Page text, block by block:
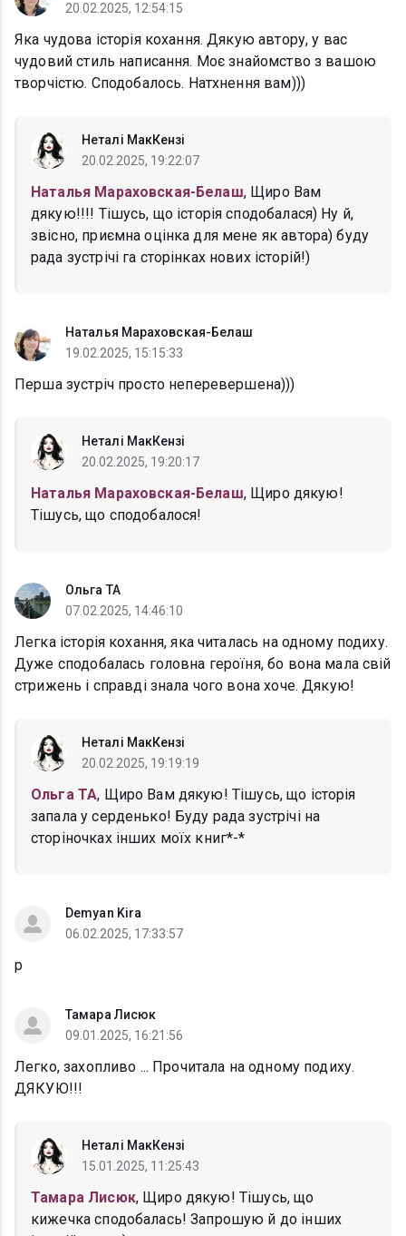
20.02.2025, 12:54:15
Яка чудова історія кохання. Дякую автору, у вас
чудовий стиль написання. Моє знайомство з вашою
творчістю. Сподобалось. Натхнення вам)))
Неталі МакКензі
20.02.2025, 19:22:07
Наталья Мараховская-Белаш, Щиро Вам
дякую!!!! Тішусь, що історія сподобалася) Ну й,
звісно, приємна оцінка для мене як автора) буду
рада зустрічі га сторінках нових історій!)
Наталья Мараховская-Белаш
19.02.2025, 15:15:33
Перша зустріч просто неперевершена)))
Неталі МакКензі
20.02.2025, 19:20:17
Наталья Мараховская-Белаш, Щиро дякую!
Тішусь, що сподобалося!
Ольга ТА
07.02.2025, 14:46:10
Легка історія кохання, яка читалась на одному подиху.
Дуже сподобалась головна героїня, бо вона мала свій
стрижень і справді знала чого вона хоче. Дякую!
Неталі МакКензі
20.02.2025, 19:19:19
Ольга ТА, Щиро Вам дякую! Тішусь, що історія
запала у серденько! Буду рада зустрічі на
сторіночках інших моїх книг*-*
Demyan Kira
06.02.2025, 17:33:57
р
Тамара Лисюк
09.01.2025, 16:21:56
Легко, захопливо ... Прочитала на одному подиху.
ДЯКУЮ!!!
Неталі МакКензі
15.01.2025, 11:25:43
Тамара Лисюк, Щиро дякую! Тішусь, що
кижечка сподобалась! Запрошую й до інших